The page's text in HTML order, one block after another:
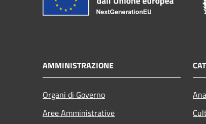
AMMINISTRAZIONE
Organi di Governo
Aree Amministrative